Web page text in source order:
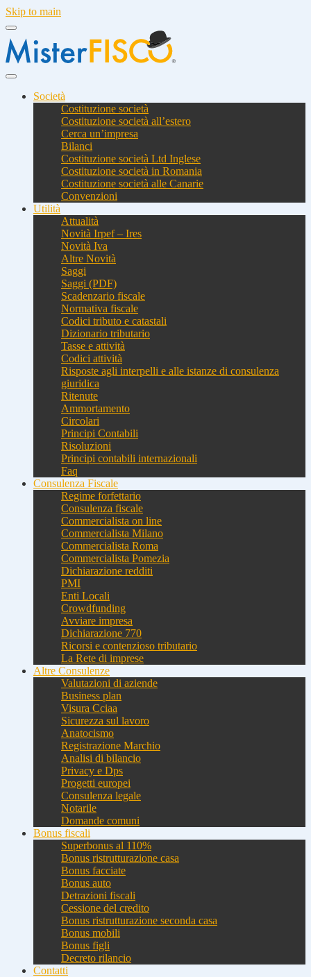
Skip to main
Società
Costituzione società
Costituzione società all’estero
Cerca un’impresa
Bilanci
Costituzione società Ltd Inglese
Costituzione società in Romania
Costituzione società alle Canarie
Convenzioni
Utilità
Attualità
Novità Irpef – Ires
Novità Iva
Altre Novità
Saggi
Saggi (PDF)
Scadenzario fiscale
Normativa fiscale
Codici tributo e catastali
Dizionario tributario
Tasse e attività
Codici attività
Risposte agli interpelli e alle istanze di consulenza
giuridica
Ritenute
Ammortamento
Circolari
Principi Contabili
Risoluzioni
Principi contabili internazionali
Faq
Consulenza Fiscale
Regime forfettario
Consulenza fiscale
Commercialista on line
Commercialista Milano
Commercialista Roma
Commercialista Pomezia
Dichiarazione redditi
PMI
Enti Locali
Crowdfunding
Avviare impresa
Dichiarazione 770
Ricorsi e contenzioso tributario
La Rete di imprese
Altre Consulenze
Valutazioni di aziende
Business plan
Visura Cciaa
Sicurezza sul lavoro
Anatocismo
Registrazione Marchio
Analisi di bilancio
Privacy e Dps
Progetti europei
Consulenza legale
Notarile
Domande comuni
Bonus fiscali
Superbonus al 110%
Bonus ristrutturazione casa
Bonus facciate
Bonus auto
Detrazioni fiscali
Cessione del credito
Bonus ristrutturazione seconda casa
Bonus mobili
Bonus figli
Decreto rilancio
Contatti